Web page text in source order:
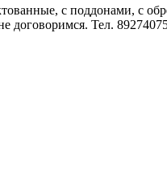
с поддонами, с
договоримся. Тел.